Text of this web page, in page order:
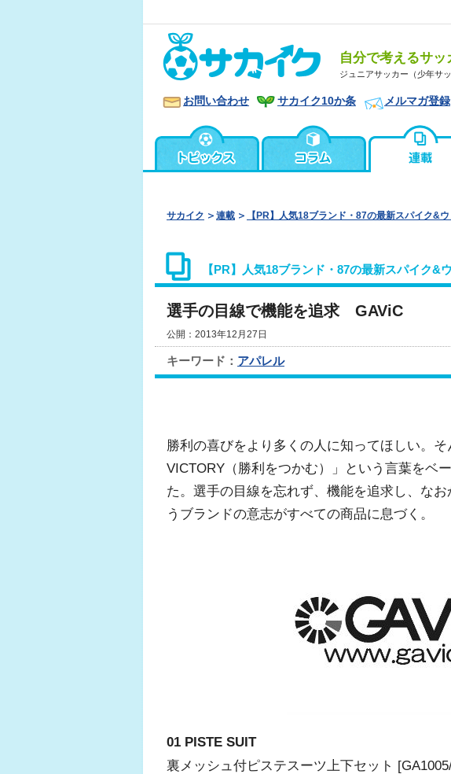
自分で考えるサッ
ジュニアサッカー（少年サ
お問い合わせ サカイク10か条 メルマガ登録
サカイク 連載 【PR】人気18ブランド・87の最新スパイク&
【PR】人気18ブランド・87の最新スパイク&
選手の目線で機能を追求 GAViC
公開：2013年12月27日
キーワード： アパレル
勝利の喜びをより多くの人に知ってほしい。
VICTORY（勝利をつかむ）」という言葉をベ
た。選手の目線を忘れず、機能を追求し、な
うブランドの意志がすべての商品に息づく。
01 PISTE SUIT
裏メッシュ付ピステスーツ上下セット